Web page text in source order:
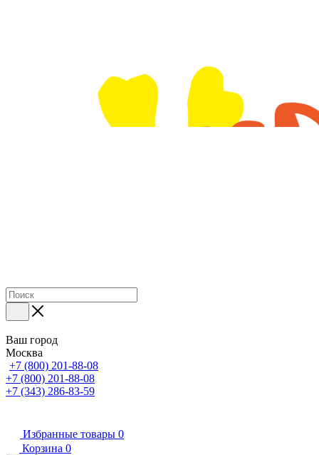
Ваш город
Москва
+7 (800) 201-88-08
+7 (800) 201-88-08
+7 (343) 286-83-59
Избранные товары 0
Корзина 0